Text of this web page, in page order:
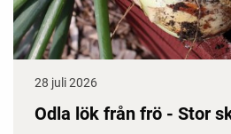
28 juli 2026
Odla lök från frö - Stor